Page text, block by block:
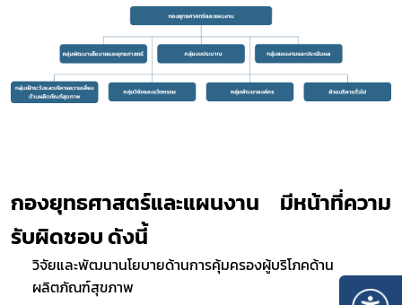
กองยุทธศาสตร์และแผนงาน มีหน้าที่ความ
รับผิดชอบ ดังนี้
วิจัยและพัฒนานโยบายด้านการคุ้มครองผู้บริโภคด้าน
ผลิตภัณฑ์สุขภาพ